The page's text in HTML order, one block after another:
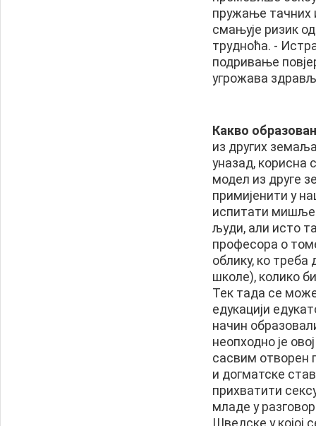
пружање тачних
смањује ризик
трудноћа. -
подривање
угрожава
Какво
из других
уназад, корисна
модел из друге
примијенити у
испитати
људи, али исто
професора о
облику, ко треба
школе), колико
Тек тада се
едукацији
начин
неопходно је
сасвим отворен
и догматске
прихватити
младе у
Шведске у којој